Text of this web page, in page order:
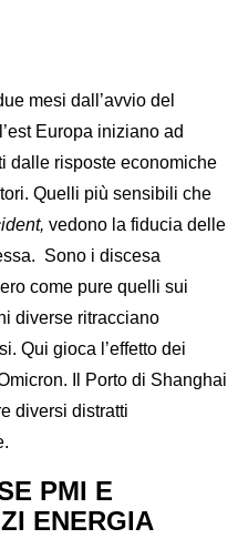
mesi dall’avvio del
Europa iniziano ad
dalle risposte economiche
Quelli più sensibili che
vedono la fiducia delle
Sono i discesa
come pure quelli sui
diverse ritracciano
Qui gioca l’effetto dei
Il Porto di Shanghai
diversi distratti
PMI E
ENERGIA